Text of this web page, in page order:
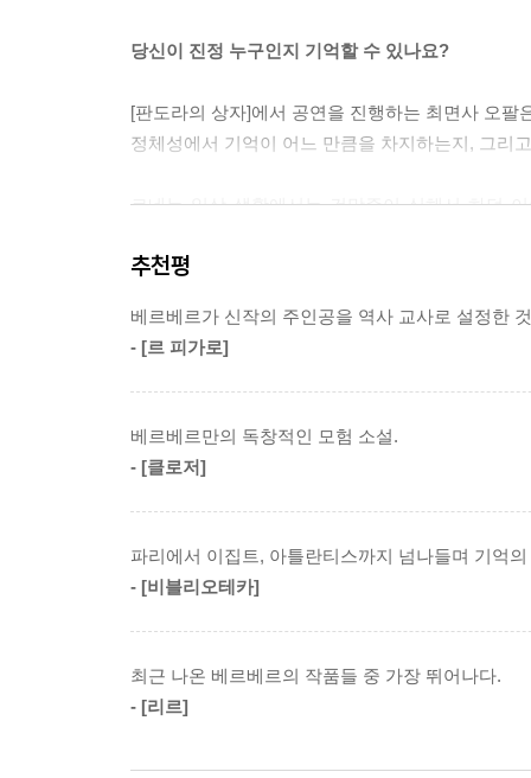
똑같이 하려는 것은 무척 해로운 발상입니다. 그
사인 내 역할이에요. 여러분을 고양시키는 것. 다
게 해주는 것 말고.」
「[괴물에게 공포를 불어넣으려면 그를 거울 앞에
이 말이 지닌 위력에 르네는 압도당하고 만다. 피룬
「나는 그들에게 증오를 느끼지 않아요. 그들은
피룬은 자신의 느낌을 이런 표현으로 르네에게 전
「[애벌레한테는 끝인 것이 사실 나비한테는 시작
--- p.371
당신이 진정 누구인지 기억할 수 있나요?
[판도라의 상자]에서 공연을 진행하는 최면사 오
정체성에서 기억이 어느 만큼을 차지하는지, 그리
르네는 일상 생활에서는 건망증이 심해서 하던
기억을 잃어 가는 반면, 최면사 오팔은 기억력이
옮긴이의 한마디
주면서 우리에게 또 한 번 소설 읽는 재미를 선사한
추천평
베르베르가 신작의 주인공을 역사 교사로 설정한
- [르 피가로]
베르베르만의 독창적인 모험 소설.
- [클로저]
파리에서 이집트, 아틀란티스까지 넘나들며 기억
- [비블리오테카]
최근 나온 베르베르의 작품들 중 가장 뛰어나다.
- [리르]